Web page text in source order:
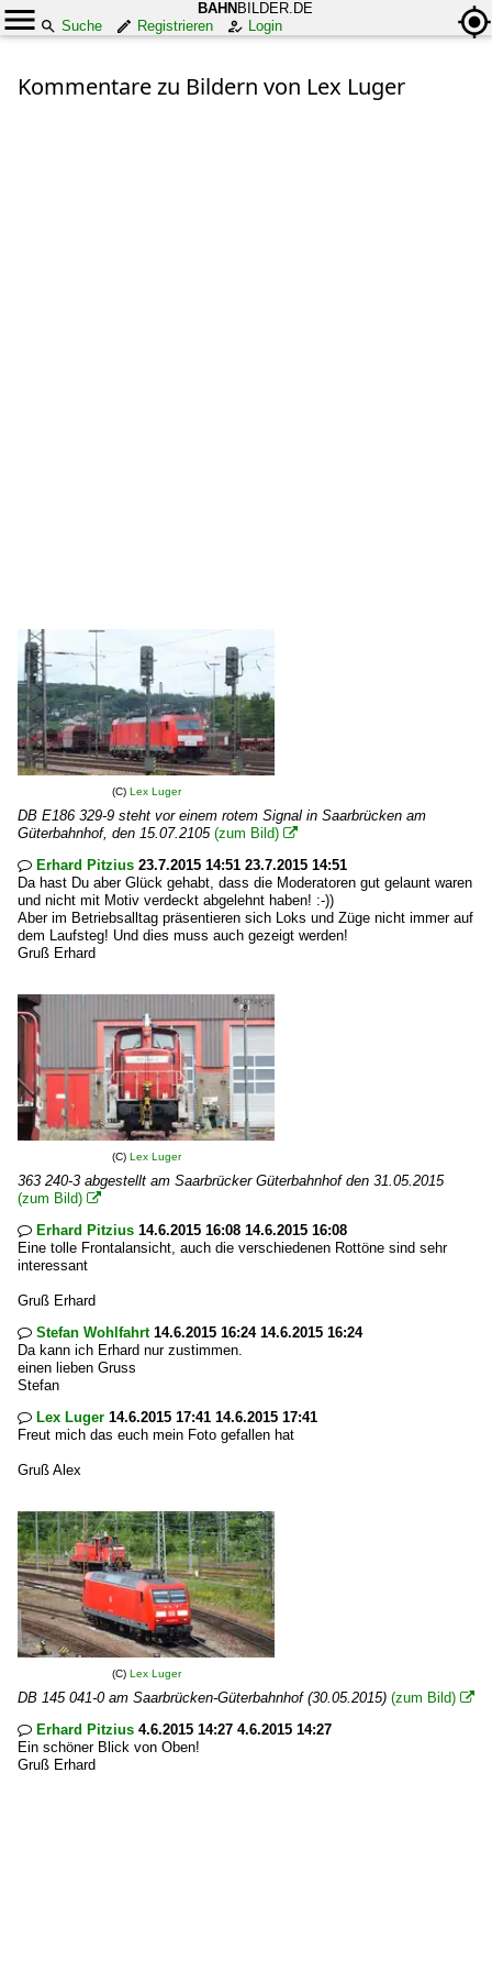
BAHN BILDER.DE
Suche
Registrieren Login
Kommentare zu Bildern von Lex Luger
(C) Lex Luger
DB E186 329-9 steht vor einem rotem Signal in Saarbrücken am
Güterbahnhof, den 15.07.2105 (zum Bild) 
 Erhard Pitzius 23.7.2015 14:51 23.7.2015 14:51
Da hast Du aber Glück gehabt, dass die Moderatoren gut gelaunt waren
und nicht mit Motiv verdeckt abgelehnt haben! :-))
Aber im Betriebsalltag präsentieren sich Loks und Züge nicht immer auf
dem Laufsteg! Und dies muss auch gezeigt werden!
Gruß Erhard
(C) Lex Luger
363 240-3 abgestellt am Saarbrücker Güterbahnhof den 31.05.2015
(zum Bild) 
 Erhard Pitzius 14.6.2015 16:08 14.6.2015 16:08
Eine tolle Frontalansicht, auch die verschiedenen Rottöne sind sehr
interessant
Gruß Erhard
 Stefan Wohlfahrt14.6.2015 16:24 14.6.2015 16:24
Da kann ich Erhard nur zustimmen.
einen lieben Gruss
Stefan
 Lex Luger 14.6.2015 17:41 14.6.2015 17:41
Freut mich das euch mein Foto gefallen hat
Gruß Alex
(C) Lex Luger
DB 145 041-0 am Saarbrücken-Güterbahnhof (30.05.2015) (zum Bild) 
 Erhard Pitzius 4.6.2015 14:27 4.6.2015 14:27
Ein schöner Blick von Oben!
Gruß Erhard